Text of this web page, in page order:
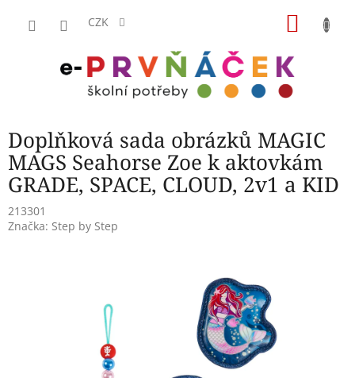
CZK
Doplňková sada obrázků MAGIC
MAGS Seahorse Zoe k aktovkám
GRADE, SPACE, CLOUD, 2v1 a KID
213301
Značka: Step by Step